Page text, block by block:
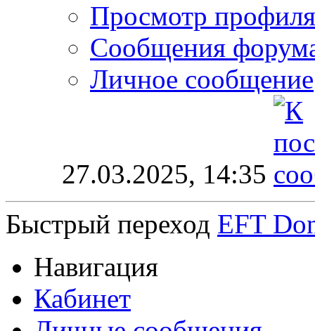
Просмотр профиля
Сообщения
Личное сообщение
27.03.2025, 14:35
Быстрый переход EFT
Навигация
Кабинет